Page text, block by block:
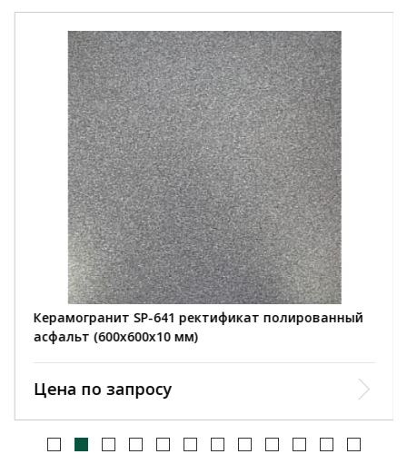
Керамогранит SP-641 ректификат полированный
асфальт (600х600х10 мм)
Цена по запросу